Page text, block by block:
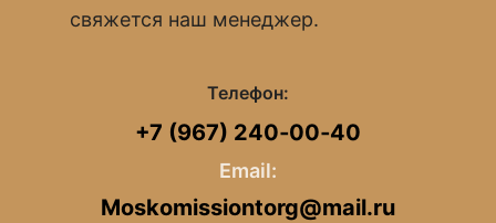
свяжется наш менеджер.
Телефон:
+7 (967) 240‑00‑40
Email:
Moskomissiontorg@mail.ru